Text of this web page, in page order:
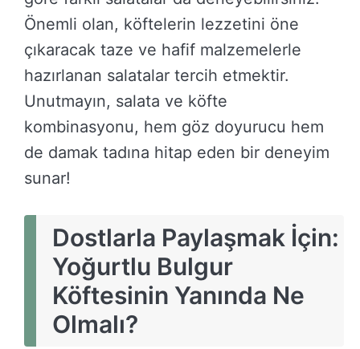
Önemli olan, köftelerin lezzetini öne
çıkaracak taze ve hafif malzemelerle
hazırlanan salatalar tercih etmektir.
Unutmayın, salata ve köfte
kombinasyonu, hem göz doyurucu hem
de damak tadına hitap eden bir deneyim
sunar!
Dostlarla Paylaşmak İçin:
Yoğurtlu Bulgur
Köftesinin Yanında Ne
Olmalı?